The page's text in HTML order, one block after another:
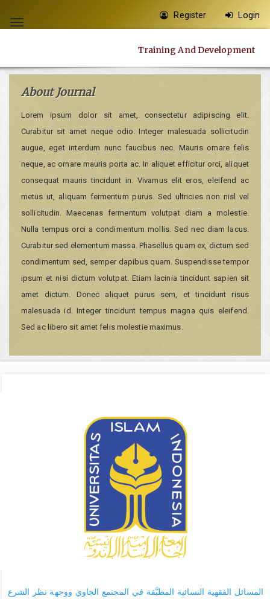
jump
content
Main
Navigation
Main
Content
Sidebar
Toggle
Register Login
Training And Development
About Journal
Lorem ipsum dolor sit amet, consectetur adipiscing elit.
Curabitur sit amet neque odio. Integer malesuada sollicitudin
augue, eget interdum nunc faucibus nec. Mauris ornare felis
neque, ac ornare mauris porta ac. In aliquet efficitur orci, aliquet
consequat mauris tincidunt in. Vivamus elit eros, eleifend ac
metus ut, aliquam fermentum purus. Sed ultricies non nisl vel
sollicitudin. Maecenas fermentum volutpat diam a molestie.
Nulla tempus orci a condimentum mollis. Sed nec diam lacus.
Curabitur sed elementum massa. Phasellus quam ex, dictum sed
condimentum sed, semper dapibus quam. Suspendisse tempor
ipsum et nisi dictum volutpat. Etiam lacinia tincidunt sapien sit
amet dictum. Donec aliquet purus sem, et tincidunt risus
malesuada id. Integer tincidunt tempus magna quis eleifend.
Sed ac libero sit amet felis molestie maximus.
المسائل الفقهية النسائية المطبَّقة في المجتمع الجاوي ووجهة نظر الشرع